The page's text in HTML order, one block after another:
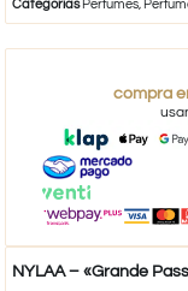
Categorías Perfumes,
compra
NYLAA – «Grande